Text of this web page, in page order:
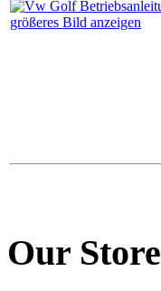
größeres Bild anzeigen
Our Store